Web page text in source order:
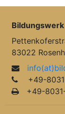
83022
+49-
+49-